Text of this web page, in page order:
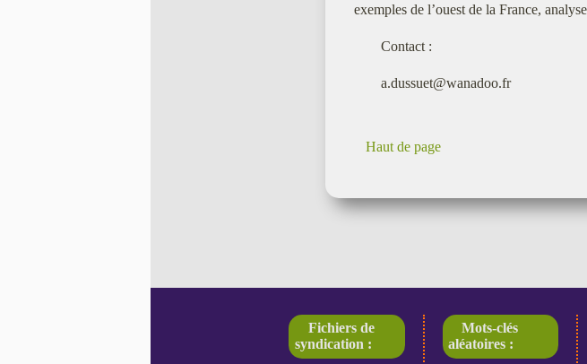
exemples de l’ouest de la France,
Contact :
a.dussuet@wanadoo.fr
Haut de page
Fichiers de
syndication :
Mots-clés
aléatoires :